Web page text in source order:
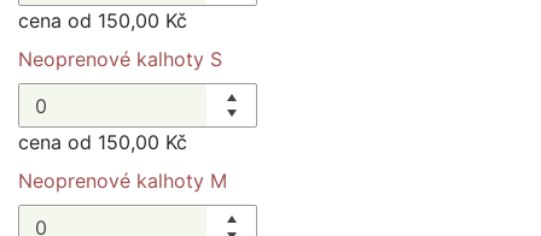
cena od 150,00 Kč
Neoprenové kalhoty S
cena od 150,00 Kč
Neoprenové kalhoty M